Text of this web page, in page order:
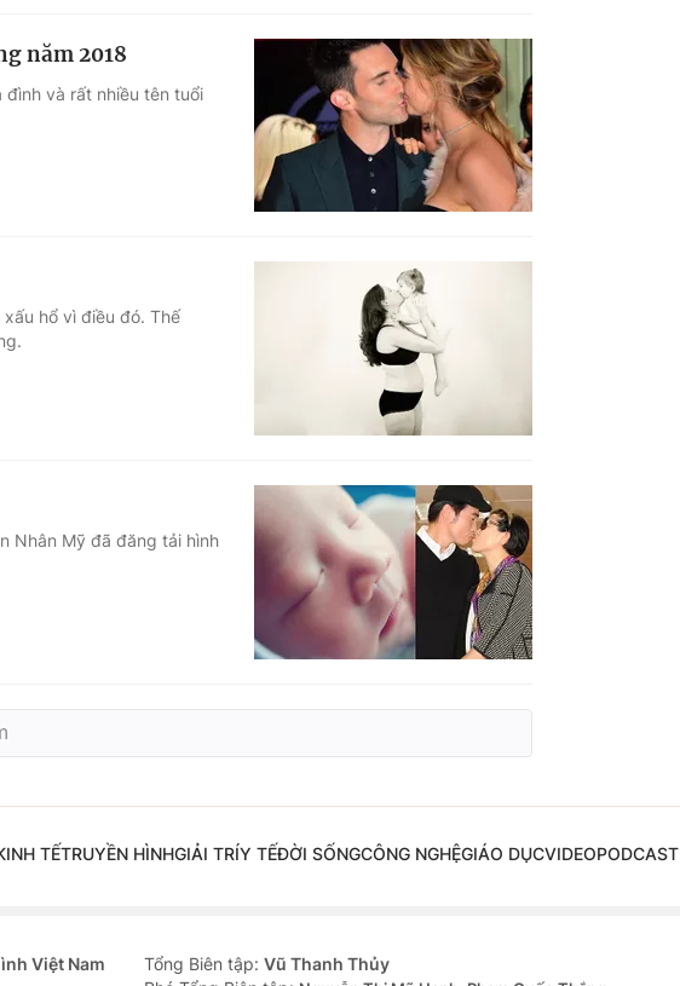
năm 2018
và rất nhiều tên tuổi
hổ vì điều đó. Thế
Nhân Mỹ đã đăng tải hình
TẾTRUYỀN HÌNHGIẢI TRÍY TẾĐỜI SỐNGCÔNG NGHỆGIÁO DỤCVIDEOPODCAST
Việt Nam
Tổng Biên tập: Vũ Thanh Thủy